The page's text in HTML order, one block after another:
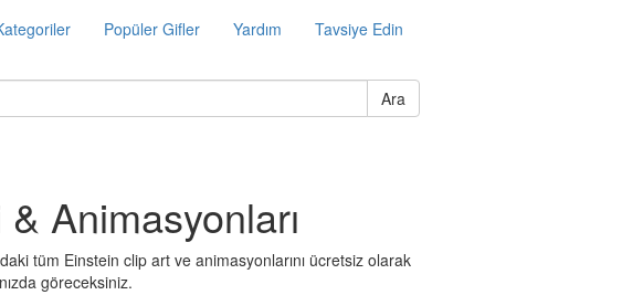
Popüler Gifler Yardım Tavsiye Edin
Ara
Animasyonları
tüm Einstein clip art ve animasyonlarını ücretsiz olarak
göreceksiniz.